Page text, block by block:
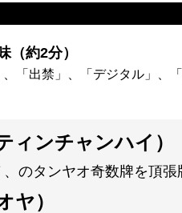
（約2分）
「出禁」、「デジタル」、
ィンチャンハイ）
のタンヤオ奇数牌を頂張
ヤ）